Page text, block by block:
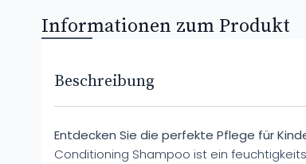
Informationen zum Produkt
Beschreibung
Entdecken Sie die perfekte Pflege für
Conditioning Shampoo ist ein